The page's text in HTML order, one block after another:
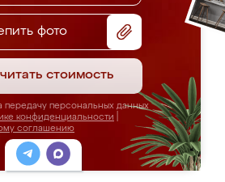
фото
стоимость
передачу персональных данных
конфиденциальности
соглашению